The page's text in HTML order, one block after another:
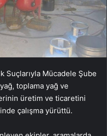
Suçlarıyla Mücadele Şube
toplama yağ ve
üretim ve ticaretini
çalışma yürüttü.